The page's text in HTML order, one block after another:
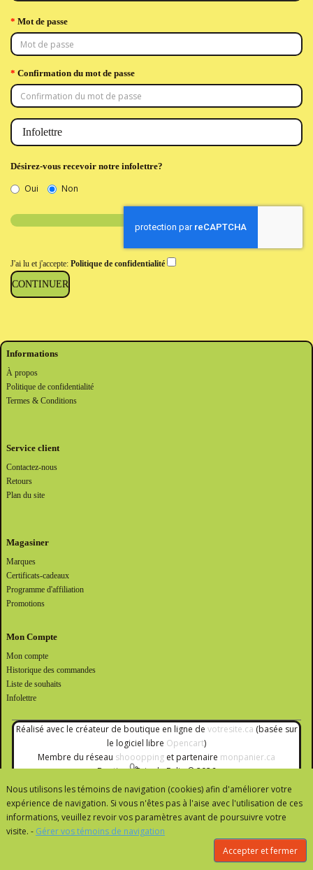
Mot de passe
Confirmation du mot de passe
Infolettre
Désirez-vous recevoir notre infolettre?
Oui Non
J'ai lu et j'accepte: Politique de confidentialité
Informations
À propos
Politique de confidentialité
Termes & Conditions
Service client
Contactez-nous
Retours
Plan du site
Magasiner
Marques
Certificats-cadeaux
Programme d'affiliation
Promotions
Mon Compte
Mon compte
Historique des commandes
Liste de souhaits
Infolettre
Réalisé avec le créateur de boutique en ligne de votresite.ca (basée sur
le logiciel libre Opencart)
Membre du réseau shooopping et partenaire monpanier.ca
Boutique Brin de Folie © 2026
Nous utilisons les témoins de navigation (cookies) afin d'améliorer votre
expérience de navigation. Si vous n'êtes pas à l'aise avec l'utilisation de ces
informations, veuillez revoir vos paramètres avant de poursuivre votre
visite. - Gérer vos témoins de navigation
Accepter et fermer